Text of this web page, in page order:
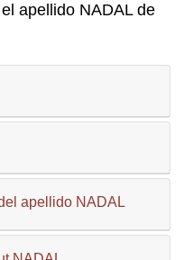
apellido NADAL de
apellido NADAL